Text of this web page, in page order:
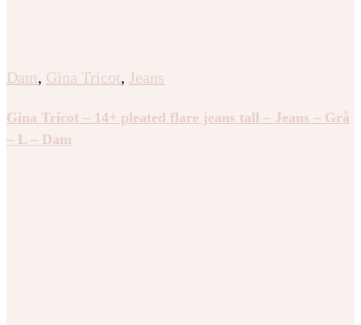
Dam, Gina Tricot, Jeans
Gina Tricot – 14+ pleated flare jeans tall – Jeans – Grå
– L – Dam